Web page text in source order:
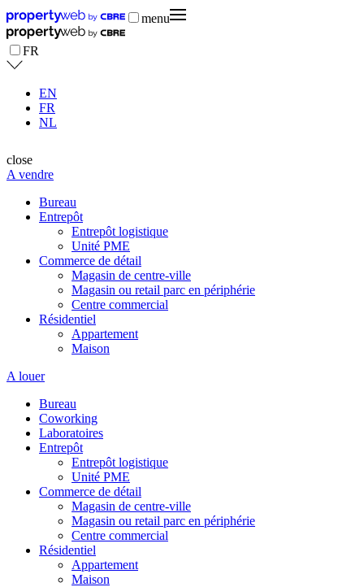
menu
FR
EN
FR
NL
close
A vendre
Bureau
Entrepôt
Entrepôt logistique
Unité PME
Commerce de détail
Magasin de centre-ville
Magasin ou retail parc en périphérie
Centre commercial
Résidentiel
Appartement
Maison
A louer
Bureau
Coworking
Laboratoires
Entrepôt
Entrepôt logistique
Unité PME
Commerce de détail
Magasin de centre-ville
Magasin ou retail parc en périphérie
Centre commercial
Résidentiel
Appartement
Maison